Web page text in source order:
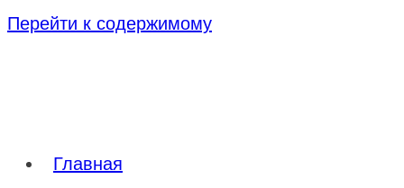
Перейти к содержимому
Главная